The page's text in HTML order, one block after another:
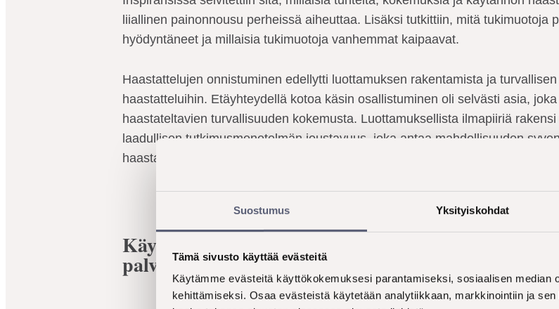
Suostumus Yksityiskohdat
Tämä sivusto käyttää evästeitä
Käytämme evästeitä käyttökokemuksesi parantamiseksi, sosiaalisen median
kehittämiseksi. Osaa evästeistä käytetään analytiikkaan, markkinointiin ja
liiallinen painonnousu perheissä aiheuttaa. Lisäksi tutkittiin, mitä tukimuotoja
hyödyntäneet ja millaisia tukimuotoja vanhemmat kaipaavat.
Haastattelujen onnistuminen edellytti luottamuksen rakentamista ja
haastatteluihin. Etäyhteydellä kotoa käsin osallistuminen oli selvästi asia,
haastateltavien turvallisuuden kokemusta. Luottamuksellista ilmapiiriä
laadullisen tutkimusmenetelmän joustavuus, joka antaa mahdollisuuden
haastateltavan tärkeinä pitämiin näkökulmiin.
Käyttäjäkokemuksesta kehittämisen avaimet – mitä
palvelulta?